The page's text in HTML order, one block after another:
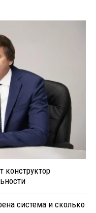
система и сколько